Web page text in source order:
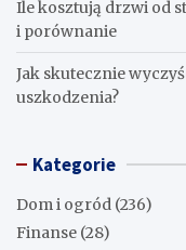
Ile kosztują drzwi od
i porównanie
Jak skutecznie
uszkodzenia?
Kategorie
Dom i ogród (236)
Finanse (28)